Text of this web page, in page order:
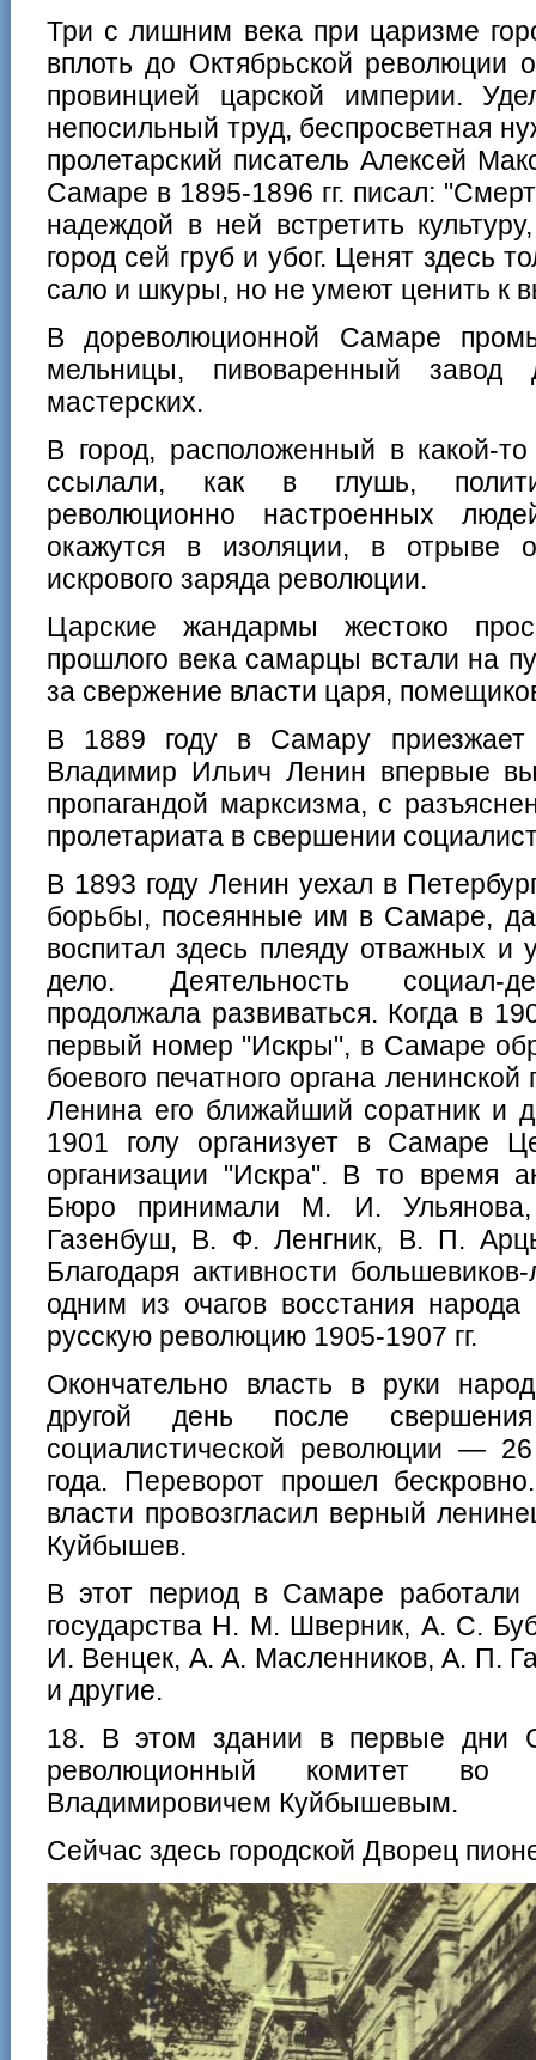
Три с лишним века при царизме
вплоть до Октябрьской революции
провинцией царской империи.
непосильный труд, беспросветная
пролетарский писатель Алексей
Самаре в 1895-1896 гг. писал:
надеждой в ней встретить
город сей груб и убог. Ценят здесь
сало и шкуры, но не умеют ценить к
В дореволюционной Самаре
мельницы, пивоваренный завод
мастерских.
В город, расположенный в какой-
ссылали, как в глушь,
революционно настроенных
окажутся в изоляции, в отрыве
искрового заряда революции.
Царские жандармы жестоко
прошлого века самарцы встали на
за свержение власти царя,
В 1889 году в Самару
Владимир Ильич Ленин впервые
пропагандой марксизма, с
пролетариата в свершении
В 1893 году Ленин уехал в
борьбы, посеянные им в Самаре,
воспитал здесь плеяду отважных и
дело. Деятельность социал-
продолжала развиваться. Когда в
первый номер "Искры", в Самаре
боевого печатного органа
Ленина его ближайший соратник и
1901 голу организует в Самаре
организации "Искра". В то время
Бюро принимали М. И.
Газенбуш, В. Ф. Ленгник, В. П.
Благодаря активности
одним из очагов восстания
русскую революцию 1905-1907 гг.
Окончательно власть в руки
другой день после
социалистической революции —
года. Переворот прошел
власти провозгласил верный
Куйбышев.
В этот период в Самаре работали
государства Н. М. Шверник, А. С.
И. Венцек, А. А. Масленников, А. П.
и другие.
18. В этом здании в первые дни
революционный комитет
Владимировичем Куйбышевым.
Сейчас здесь городской Дворец